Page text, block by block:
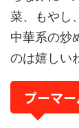
菜、もやし
中華系の炒
のは嬉しい
プーマ